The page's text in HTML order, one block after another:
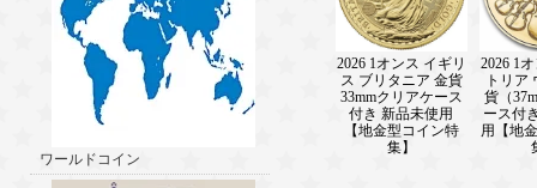
ワールドコイン
2026 1オンス イギリ
ス ブリタニア 金貨
33mmクリアケース
付き 新品未使用
【地金型コイン特
集】
2026 1
トリア
貨（
ース付
用【地